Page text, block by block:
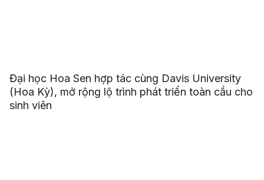
Đại học Hoa Sen hợp tác cùng Davis University
(Hoa Kỳ), mở rộng lộ trình phát triển toàn cầu cho
sinh viên